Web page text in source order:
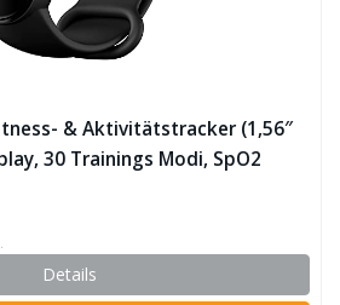
& Aktivitätstracker (1,56″
30 Trainings Modi, SpO2
bis zu 14 Tage
Mi Fit o. Mi Wear App) ✪
Details